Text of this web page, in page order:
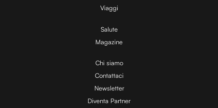
V
i
d
Viaggi
Salute
Magazine
Chi siamo
Contattaci
Newsletter
Diventa Partner